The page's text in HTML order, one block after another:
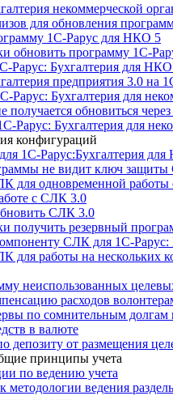
некоммерческой
для обновления
1С-Рарус для НКО 5
обновить программу 1С-
Рарус: Бухгалтерия для
предприятия 3.0 на
Рарус: Бухгалтерия для
получается обновиться
Рарус: Бухгалтерия для
конфигураций
1С-Рарус:Бухгалтерия
не видит ключ
для одновременной
с СЛК 3.0
СЛК 3.0
получить резервный
СЛК для 1С-Рарус:
для работы на нескольких
неиспользованных
расходов
по сомнительным
в валюте
депозиту от размещения
принципы учета
по ведению учета
методологии ведения